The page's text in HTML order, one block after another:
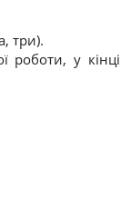
три).
роботи, у кінці